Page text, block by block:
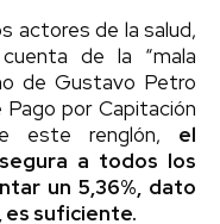
actores de la salud,
de la “mala
de Gustavo Petro
Pago por Capitación
este renglón, el
a todos los
un 5,36%, dato
es suficiente.